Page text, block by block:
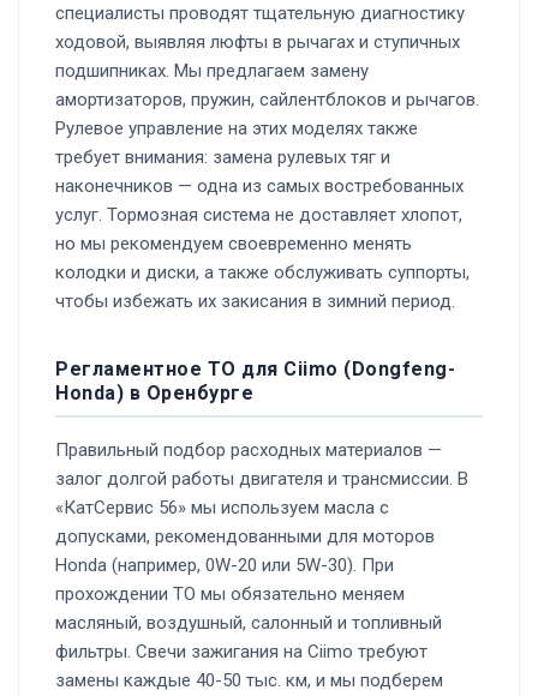
специалисты проводят тщательную диагностику
ходовой, выявляя люфты в рычагах и ступичных
подшипниках. Мы предлагаем замену
амортизаторов, пружин, сайлентблоков и рычагов.
Рулевое управление на этих моделях также
требует внимания: замена рулевых тяг и
наконечников — одна из самых востребованных
услуг. Тормозная система не доставляет хлопот,
но мы рекомендуем своевременно менять
колодки и диски, а также обслуживать суппорты,
чтобы избежать их закисания в зимний период.
Регламентное ТО для Ciimo (Dongfeng-
Honda) в Оренбурге
Правильный подбор расходных материалов —
залог долгой работы двигателя и трансмиссии. В
«КатСервис 56» мы используем масла с
допусками, рекомендованными для моторов
Honda (например, 0W-20 или 5W-30). При
прохождении ТО мы обязательно меняем
масляный, воздушный, салонный и топливный
фильтры. Свечи зажигания на Ciimo требуют
замены каждые 40-50 тыс. км, и мы подберем